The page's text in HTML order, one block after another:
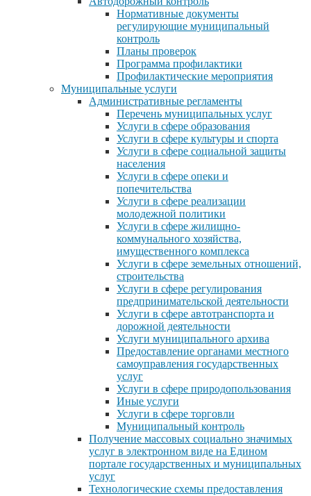
Нормативные документы
регулирующие муниципальный
контроль
Планы проверок
Программа профилактики
Профилактические мероприятия
Муниципальные услуги
Административные регламенты
Перечень муниципальных услуг
Услуги в сфере образования
Услуги в сфере культуры и спорта
Услуги в сфере социальной защиты
населения
Услуги в сфере опеки и
попечительства
Услуги в сфере реализации
молодежной политики
Услуги в сфере жилищно-
коммунального хозяйства,
имущественного комплекса
Услуги в сфере земельных отношений,
строительства
Услуги в сфере регулирования
предпринимательской деятельности
Услуги в сфере автотранспорта и
дорожной деятельности
Услуги муниципального архива
Предоставление органами местного
самоуправления государственных
услуг
Услуги в сфере природопользования
Иные услуги
Услуги в сфере торговли
Муниципальный контроль
Получение массовых социально значимых
услуг в электронном виде на Едином
портале государственных и муниципальных
услуг
Технологические схемы предоставления